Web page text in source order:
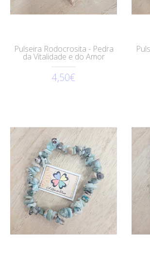
Pulseira Rodocrosita - Pedra
da Vitalidade e do Amor
4,50€